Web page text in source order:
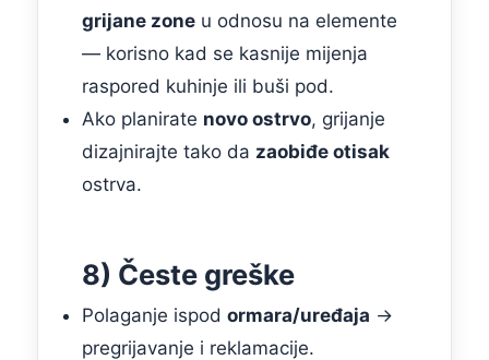
grijane zone u odnosu na elemente
— korisno kad se kasnije mijenja
raspored kuhinje ili buši pod.
Ako planirate novo ostrvo, grijanje
dizajnirajte tako da zaobiđe otisak
ostrva.
8) Česte greške
Polaganje ispod ormara/uređaja →
pregrijavanje i reklamacije.